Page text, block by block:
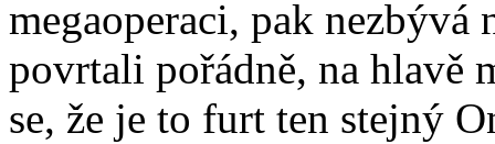
megaoperaci, pak
povrtali pořádně, na hlavě
se, že je to furt ten stejný